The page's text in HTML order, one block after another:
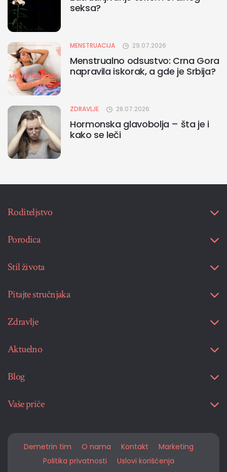
seksa?
MENSTRUACIJA 29.07.2026
Menstrualno odsustvo: Crna Gora
napravila iskorak, a gde je Srbija?
ZDRAVLJE 28.07.2026
Hormonska glavobolja – šta je i
kako se leči
Roditeljstvo
Porodica
Stil života
Pitajte stručnjaka
Zdravlje
Aktuelno
Blog
Vaše priče
Demetrin tim O nama Kontakt
Marketing
Politika privatnosti
Uslovi korišćenja